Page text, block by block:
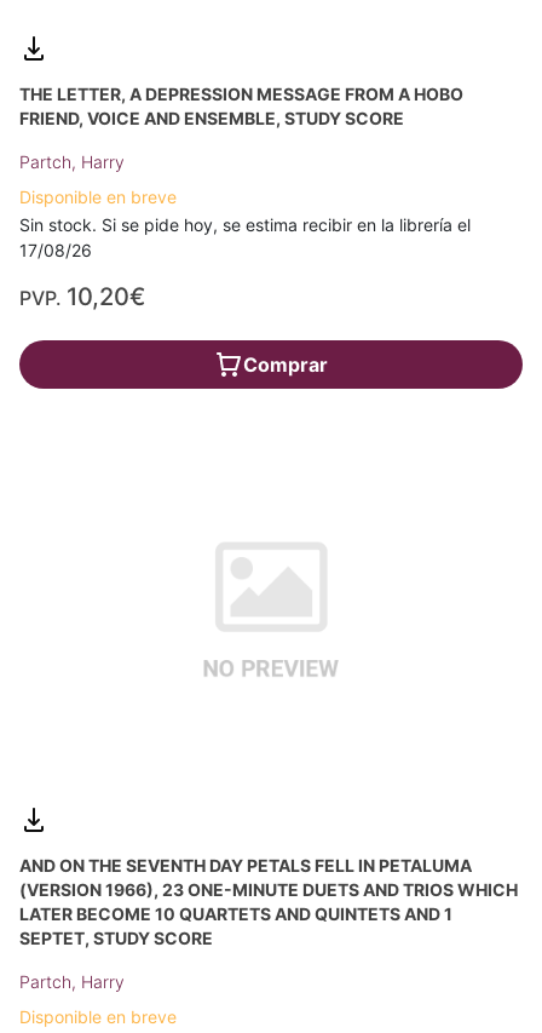
THE LETTER, A DEPRESSION MESSAGE FROM A HOBO
FRIEND, VOICE AND ENSEMBLE, STUDY SCORE
Partch, Harry
Disponible en breve
Sin stock. Si se pide hoy, se estima recibir en la librería el
17/08/26
PVP. 10,20€
Comprar
AND ON THE SEVENTH DAY PETALS FELL IN PETALUMA
(VERSION 1966), 23 ONE-MINUTE DUETS AND TRIOS WHICH
LATER BECOME 10 QUARTETS AND QUINTETS AND 1
SEPTET, STUDY SCORE
Partch, Harry
Disponible en breve